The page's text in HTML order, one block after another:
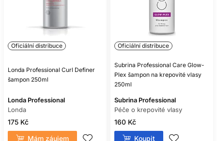
Oficiální distribuce
Londa Professional Curl Definer
šampon 250ml
Londa Professional
Londa
175 Kč
Mám záujem
Oficiální distribuce
Subrina Professional Care Glow-
Plex šampon na krepovité vlasy
250ml
Subrina Professional
Péče o krepovité vlasy
160 Kč
Koupit